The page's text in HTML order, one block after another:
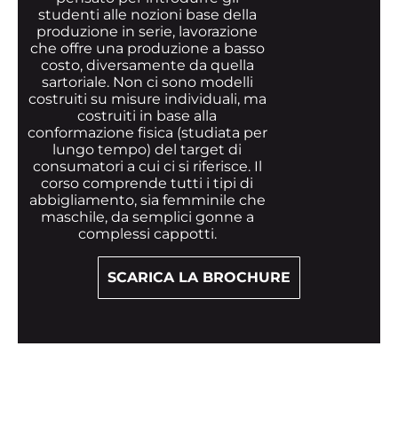
studenti alle nozioni base della
produzione in serie, lavorazione
che offre una produzione a basso
costo, diversamente da quella
sartoriale. Non ci sono modelli
costruiti su misure individuali, ma
costruiti in base alla
conformazione fisica (studiata per
lungo tempo) del target di
consumatori a cui ci si riferisce. Il
corso comprende tutti i tipi di
abbigliamento, sia femminile che
maschile, da semplici gonne a
complessi cappotti.
SCARICA LA BROCHURE